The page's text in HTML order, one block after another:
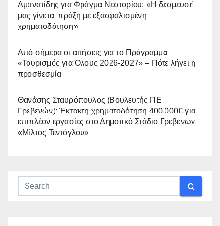
Αμανατίδης για Φράγμα Νεστορίου: «Η δέσμευσή
μας γίνεται πράξη με εξασφαλισμένη
χρηματοδότηση»
Από σήμερα οι αιτήσεις για το Πρόγραμμα
«Τουρισμός για Όλους 2026-2027» – Πότε λήγει η
προσθεσμία
Θανάσης Σταυρόπουλος (Βουλευτής ΠΕ
Γρεβενών): Έκτακτη χρηματοδότηση 400.000€ για
επιπλέον εργασίες στο Δημοτικό Στάδιο Γρεβενών
«Μίλτος Τεντόγλου»